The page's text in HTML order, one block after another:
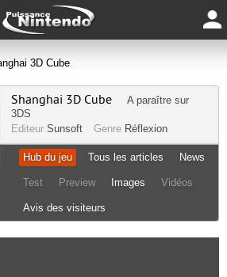
3D Cube
Shanghai 3D Cube
A paraître sur
3DS
Editeur Sunsoft Genre Réflexion
Hub du jeu Tous les articles News
Test Preview Images Vidéos
Avis des visiteurs